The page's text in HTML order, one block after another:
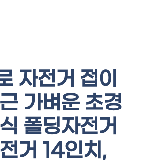
자전거 접이
가벼운 초경
폴딩자전거
거 14인치,